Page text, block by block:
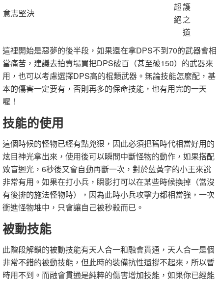
意志堅決
超
絕
護
之
道
這裡開始是惡夢的後半段，如果還在拿DPS不到70的武器會相
當痛苦，建議去拍賣場買把DPS破百（甚至破150）的武器來
用，也可以考慮選擇DPS高的棍類武器。無論技能怎麼配，基
本的傷害一定要有，否則再多的保命技能，也有用完的一天
喔！
技能的使用
這個時候的怪物已經有點兇狠，因此必須把舊時代相當好用的
炫目神光拿出來，使用後可以瞬間中斷怪物的動作，如果搭配
致盲迴光，6秒後又會自動再斷一次，對於藍黃字的小王來說
非常有用。如果在打小兵，瞬影打可以在某些時候換掉（當沒
有後排的施法怪物時），因為此時小兵攻擊力都相當強，一次
衝進怪物堆中，只會讓自己被秒殺而已。
被動技能
此階段解鎖的被動技能有天人合一和融會貫通，天人合一是個
非常不錯的被動技能，但此時的裝備抗性還撐不起來，所以暫
時用不到。而融會貫通是純粹的傷害增加技能，如果你已經能